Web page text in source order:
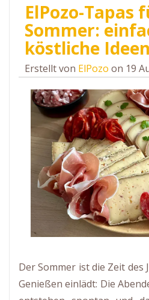
ElPozo-Tapas
Sommer:
köstliche
Erstellt von ElPozo on 19
Der Sommer ist die Zeit des
Genießen einlädt: Die